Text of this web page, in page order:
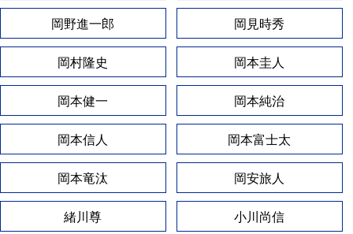
岡野進一郎 岡見時秀
岡村隆史 岡本圭人
岡本健一 岡本純治
岡本信人 岡本富士太
岡本竜汰 岡安旅人
緒川尊 小川尚信